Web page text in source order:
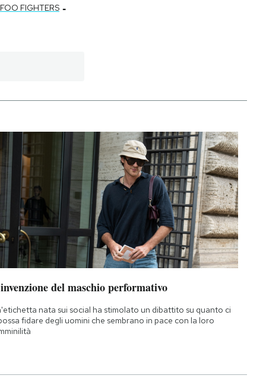
FIGHTERS -
del maschio performativo
nata sui social ha stimolato un dibattito su quanto ci
fidare degli uomini che sembrano in pace con la loro